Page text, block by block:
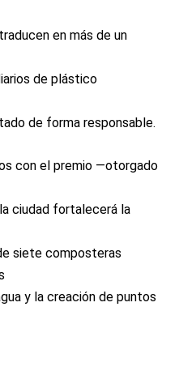
en más de un
de plástico
de forma responsable.
con el premio —otorgado
ciudad fortalecerá la
siete composteras
y la creación de puntos